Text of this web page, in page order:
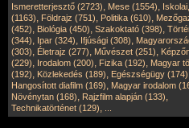
Ismeretterjesztő (2723), Mese (1554),
(1163), Földrajz (751), Politika (610),
(452), Biológia (450), Szakoktató (398),
(344), Ipar (324), Ifjúsági (308),
(303), Életrajz (277), Művészet (251),
(229), Irodalom (200), Fizika (192), Magyar
(192), Közlekedés (189), Egészségügy (174)
Hangosított diafilm (169), Magyar irodalom
Növénytan (168), Rajzfilm alapján (133),
Technikatörténet (129),